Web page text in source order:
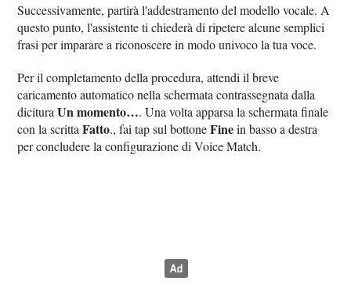
Successivamente, partirà l'addestramento del modello vocale. A
questo punto, l'assistente ti chiederà di ripetere alcune semplici
frasi per imparare a riconoscere in modo univoco la tua voce.
Per il completamento della procedura, attendi il breve
caricamento automatico nella schermata contrassegnata dalla
dicituraUn momento…. Una volta apparsa la schermata finale
con la scrittaFatto., fai tap sul bottoneFinein basso a destra
per concludere la configurazione di Voice Match.